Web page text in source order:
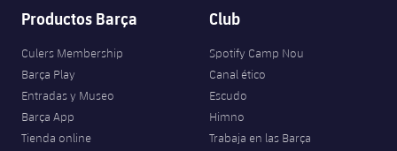
Productos Barça
Culers Membership
Barça Play
Entradas y Museo
Barça App
Tienda online
Club
Spotify Camp Nou
Canal ético
Escudo
Himno
Trabaja en las Barça